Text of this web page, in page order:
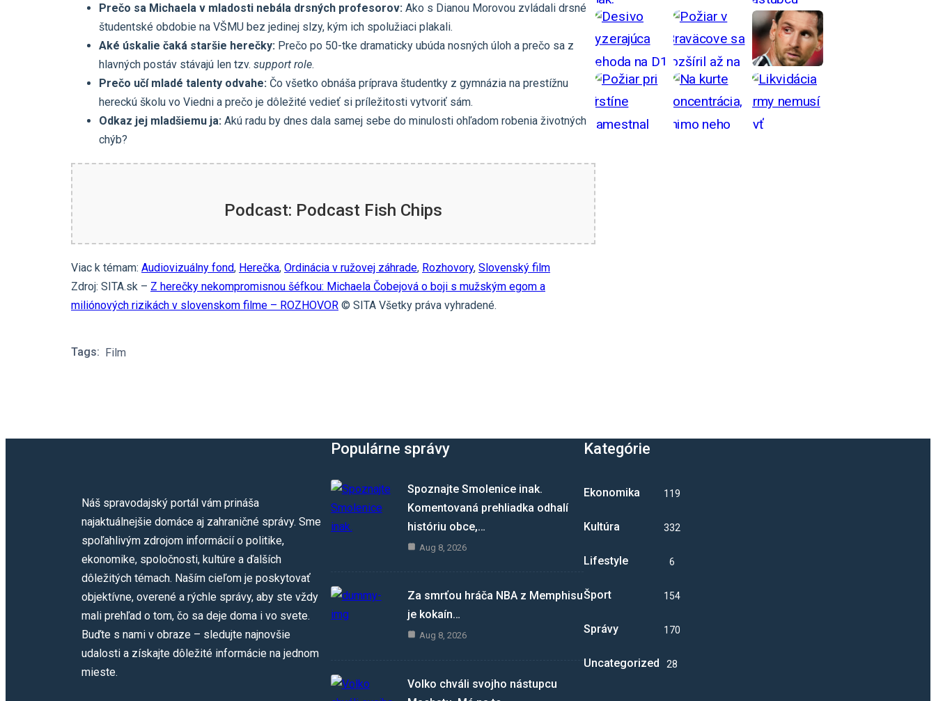
Prečo sa Michaela v mladosti nebála drsných profesorov: Ako s Dianou Morovou zvládali drsné
študentské obdobie na VŠMU bez jedinej slzy, kým ich spolužiaci plakali.
Aké úskalie čaká staršie herečky: Prečo po 50-tke dramaticky ubúda nosných úloh a prečo sa z
hlavných postáv stávajú len tzv. support role.
Prečo učí mladé talenty odvahe: Čo všetko obnáša príprava študentky z gymnázia na prestížnu
hereckú školu vo Viedni a prečo je dôležité vedieť si príležitosti vytvoriť sám.
Odkaz jej mladšiemu ja: Akú radu by dnes dala samej sebe do minulosti ohľadom robenia životných
chýb?
Podcast: Podcast Fish Chips
Viac k témam: Audiovizuálny fond, Herečka, Ordinácia v ružovej záhrade, Rozhovory, Slovenský film
Zdroj: SITA.sk – Z herečky nekompromisnou šéfkou: Michaela Čobejová o boji s mužským egom a
miliónových rizikách v slovenskom filme – ROZHOVOR © SITA Všetky práva vyhradené.
Tags: Film
Náš spravodajský portál vám prináša
najaktuálnejšie domáce aj zahraničné správy. Sme
spoľahlivým zdrojom informácií o politike,
ekonomike, spoločnosti, kultúre a ďalších
dôležitých témach. Naším cieľom je poskytovať
objektívne, overené a rýchle správy, aby ste vždy
mali prehľad o tom, čo sa deje doma i vo svete.
Buďte s nami v obraze – sledujte najnovšie
udalosti a získajte dôležité informácie na jednom
mieste.
Populárne správy
Spoznajte Smolenice inak.
Komentovaná prehliadka odhalí
históriu obce,…
Aug 8, 2026
Za smrťou hráča NBA z Memphisu
je kokaín…
Aug 8, 2026
Volko chváli svojho nástupcu
Kategórie
Ekonomika 1193
Kultúra 332
Lifestyle 6
Šport 1547
Správy 17045
Uncategorized 28